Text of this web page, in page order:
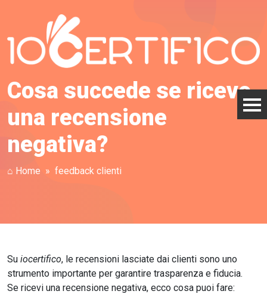
Cosa succede se ricevo
una recensione
negativa?
⌂ Home feedback clienti
Su iocertifico, le recensioni lasciate dai clienti sono uno
strumento importante per garantire trasparenza e fiducia.
Se ricevi una recensione negativa, ecco cosa puoi fare: